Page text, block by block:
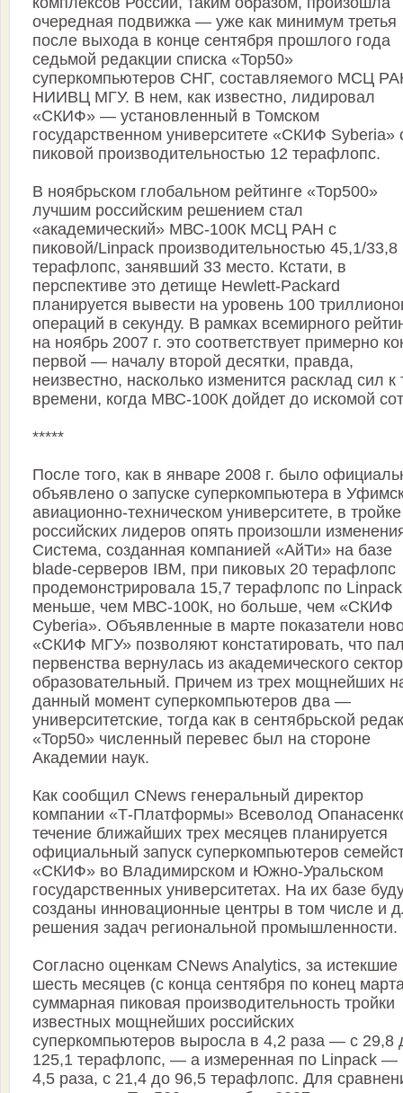
очередная подвижка — уже как минимум третья
после выхода в конце сентября прошлого года
седьмой редакции списка «Top50»
суперкомпьютеров СНГ, составляемого МСЦ
НИИВЦ МГУ. В нем, как известно, лидировал
«СКИФ» — установленный в Томском
государственном университете «СКИФ Syberia»
пиковой производительностью 12 терафлопс.
В ноябрьском глобальном рейтинге «Top500»
лучшим российским решением стал
«академический» МВС-100К МСЦ РАН с
пиковой/Linpack производительностью 45,1/33,8
терафлопс, занявший 33 место. Кстати, в
перспективе это детище Hewlett-Packard
планируется вывести на уровень 100
операций в секунду. В рамках всемирного
на ноябрь 2007 г. это соответствует примерно
первой — началу второй десятки, правда,
неизвестно, насколько изменится расклад сил к
времени, когда МВС-100К дойдет до искомой
*****
После того, как в январе 2008 г. было
объявлено о запуске суперкомпьютера в
авиационно-техническом университете, в тройке
российских лидеров опять произошли
Система, созданная компанией «АйТи» на базе
blade-серверов IBM, при пиковых 20 терафлопс
продемонстрировала 15,7 терафлопс по
меньше, чем МВС-100К, но больше, чем «СКИФ
Cyberia». Объявленные в марте показатели
«СКИФ МГУ» позволяют констатировать, что
первенства вернулась из академического
образовательный. Причем из трех мощнейших
данный момент суперкомпьютеров два —
университетские, тогда как в сентябрьской
«Top50» численный перевес был на стороне
Академии наук.
Как сообщил CNews генеральный директор
компании «Т-Платформы» Всеволод
течение ближайших трех месяцев планируется
официальный запуск суперкомпьютеров
«СКИФ» во Владимирском и Южно-Уральском
государственных университетах. На их базе
созданы инновационные центры в том числе и
решения задач региональной промышленности.
Согласно оценкам CNews Analytics, за истекшие
шесть месяцев (с конца сентября по конец
суммарная пиковая производительность тройки
известных мощнейших российских
суперкомпьютеров выросла в 4,2 раза — с 29,8
125,1 терафлопс, — а измеренная по Linpack —
4,5 раза, с 21,4 до 96,5 терафлопс. Для